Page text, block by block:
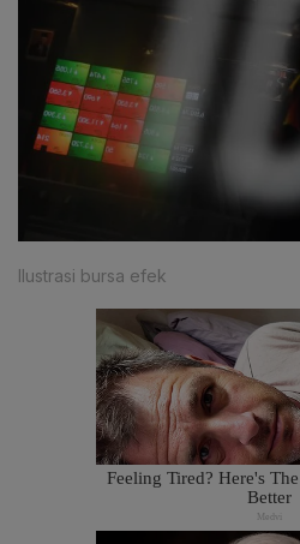
Ilustrasi bursa efek